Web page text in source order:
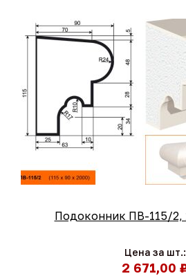
Подоконник ПВ-115/2,
Цена за шт.:
2 671,00